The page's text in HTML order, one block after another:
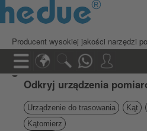
Producent wysokiej jakości narzędzi
Odkryj urządzenia
Urządzenie do trasowania Kąt
Kątomierz